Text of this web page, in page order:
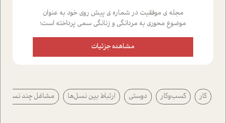
مجله ی موفقیت در شماره ی پیش روی خود به عنوان
موضوع محوری به مردانگی و زنانگی سمی پرداخته است؛
علیخواه، جامعه شناس در بخش های مختلف تلاش کرده ایم
از دریچه های گوناگون به این موضوع مهم بپردازیم.فصل
پیرامون آن آشنا می کند.در بخش دو فنجان داغ به سراغ افرادی
رفته ایم که موفقیت را در عمل به اثبات رسانده اند؛ سید
حمیدرضا محتشمی که بیست و پنجمین سال فعالیت حرفه
مشاهده جزئیات
کار کسب‌وکار دوستی ارتباط بین نسل‌ها مشاغل چند نسلی